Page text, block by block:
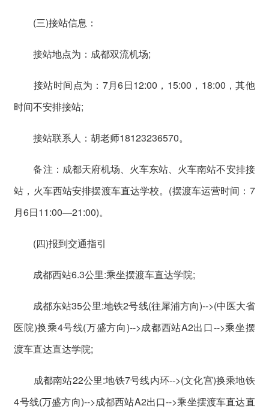
(三)接站信息：
接站地点为：成都双流机场;
接站时间点为：7月6日12:00，15:00，18:00，其他
时间不安排接站;
接站联系人：胡老师18123236570。
备注：成都天府机场、火车东站、火车南站不安排接
站，火车西站安排摆渡车直达学校。(摆渡车运营时间：7
月6日11:00—21:00)。
(四)报到交通指引
成都西站6.3公里:乘坐摆渡车直达学院;
成都东站35公里:地铁2号线(往犀浦方向)-->(中医大省
医院)换乘4号线(万盛方向)-->成都西站A2出口-->乘坐摆
渡车直达直达学院;
成都南站22公里:地铁7号线内环-->(文化宫)换乘地铁
4号线(万盛方向)-->成都西站A2出口-->乘坐摆渡车直达直